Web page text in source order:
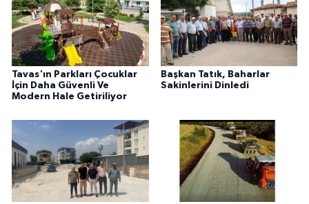
Tavas'ın Parkları Çocuklar
İçin Daha Güvenli Ve
Modern Hale Getiriliyor
Başkan Tatık, Baharlar
Sakinlerini Dinledi